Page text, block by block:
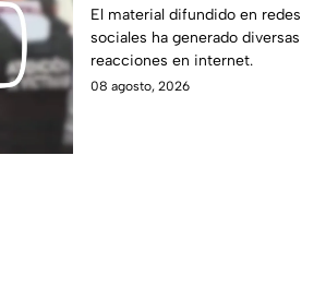
Captan brut4l agresión
contra un hombre que
perdió la vid4
El material difundido en redes
sociales ha generado diversas
reacciones en internet.
08 agosto, 2026